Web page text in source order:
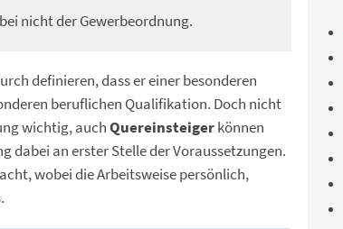
nicht der Gewerbeordnung.
definieren, dass er einer besonderen
beruflichen Qualifikation. Doch nicht
wichtig, auchQuereinsteigerkönnen
dabei an erster Stelle der Voraussetzungen.
wobei die Arbeitsweise persönlich,